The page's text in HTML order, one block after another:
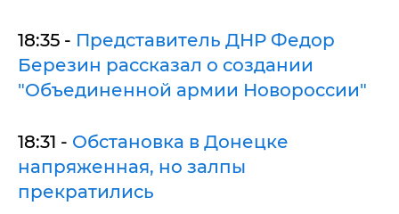
18:35 - Представитель ДНР Федор
Березин рассказал о создании
"Объединенной армии Новороссии"
18:31 - Обстановка в Донецке
напряженная, но залпы
прекратились